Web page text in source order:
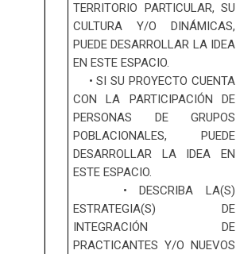
TERRITORIO PARTICULAR, SU
CULTURA Y/O DINÁMICAS,
PUEDE DESARROLLAR LA IDEA
EN ESTE ESPACIO.
• SI SU PROYECTO CUENTA
CON LA PARTICIPACIÓN DE
PERSONAS DE GRUPOS
POBLACIONALES, PUEDE
DESARROLLAR LA IDEA EN
ESTE ESPACIO.
• DESCRIBA LA(S)
ESTRATEGIA(S) DE
INTEGRACIÓN DE
PRACTICANTES Y/O NUEVOS